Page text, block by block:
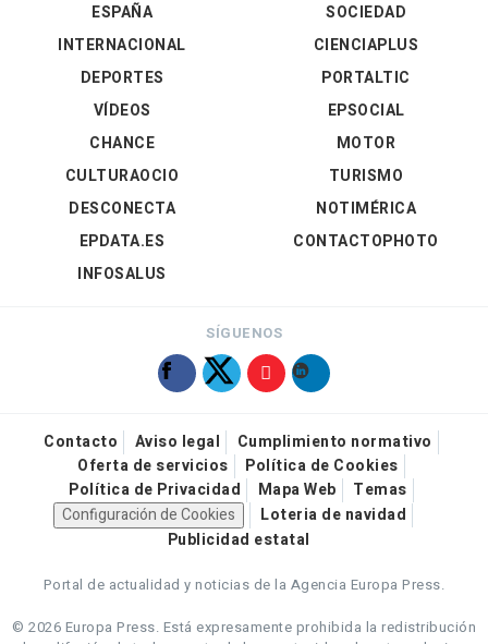
ESPAÑA
INTERNACIONAL
DEPORTES
VÍDEOS
SOCIEDAD
CIENCIAPLUS
PORTALTIC
EPSOCIAL
CHANCE
CULTURAOCIO
DESCONECTA
EPDATA.ES
INFOSALUS
MOTOR
TURISMO
NOTIMÉRICA
CONTACTOPHOTO
SÍGUENOS
Contacto Aviso legal
Cumplimiento normativo
Oferta de servicios
Política de Cookies
Política de Privacidad
Mapa Web
Temas
Configuración de Cookies
Loteria de navidad
Publicidad estatal
Portal de actualidad y noticias de la Agencia Europa Press.
© 2026 Europa Press. Está expresamente prohibida la redistribución